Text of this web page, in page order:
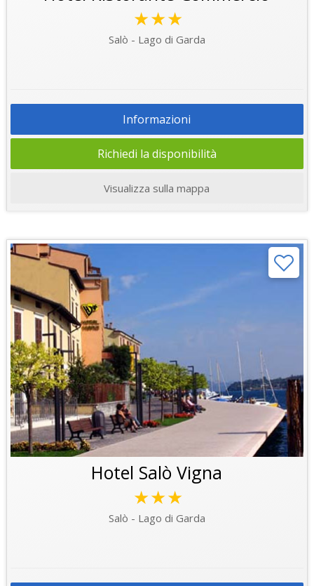
★★★
Salò - Lago di Garda
Informazioni
Richiedi la disponibilità
Visualizza sulla mappa
Hotel Salò Vigna
★★★
Salò - Lago di Garda